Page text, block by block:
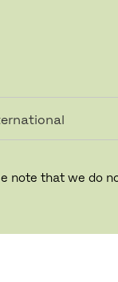
note that we do